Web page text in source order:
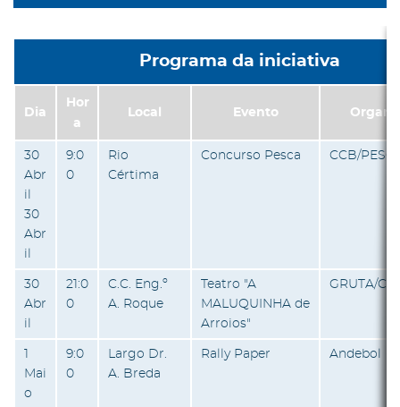
Programa da iniciativa
Dia
Hor
a
Local Evento
30
Abr
il
30
Abr
il
9:0
0
Rio
Cértima
Concurso Pesca CCB/
30
Abr
il
21:0
0
C.C. Eng.º
A. Roque
Teatro "A
MALUQUINHA de
Arroios"
GRUTA/
1
Mai
o
9:0
0
Largo Dr.
A. Breda
Rally Paper Andebol